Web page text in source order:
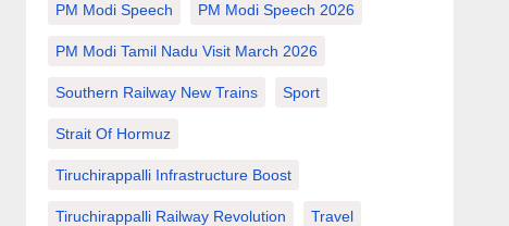
PM Modi Speech PM Modi Speech 2026
PM Modi Tamil Nadu Visit March 2026
Southern Railway New Trains Sport
Strait Of Hormuz
Tiruchirappalli Infrastructure Boost
Tiruchirappalli Railway Revolution Travel